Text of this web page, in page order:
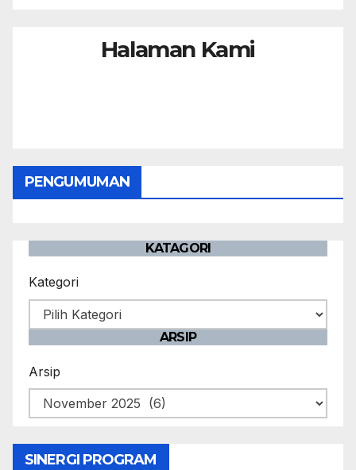
Halaman Kami
PENGUMUMAN
KATAGORI
Kategori
ARSIP
Arsip
SINERGI PROGRAM